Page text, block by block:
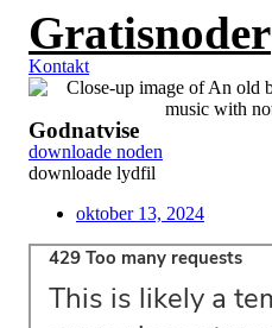
Videre
indhold
Gratisnoder
Kontakt
Godnatvise
downloade noden
downloade lydfil
oktober 13, 2024